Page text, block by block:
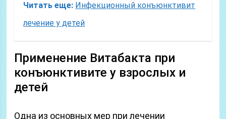
Читать еще: Инфекционный конъюнктивит
лечение у детей
Применение Витабакта при
конъюнктивите у взрослых и
детей
Одна из основных мер при лечении